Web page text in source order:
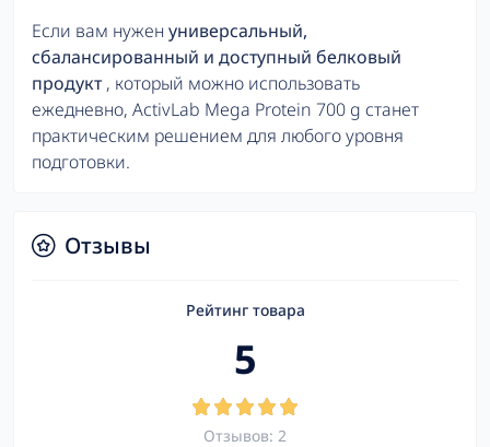
Если вам нужен универсальный,
сбалансированный и доступный белковый
продукт, который можно использовать
ежедневно, ActivLab Mega Protein 700 g станет
практическим решением для любого уровня
подготовки.
Отзывы
Рейтинг товара
5
Отзывов: 2